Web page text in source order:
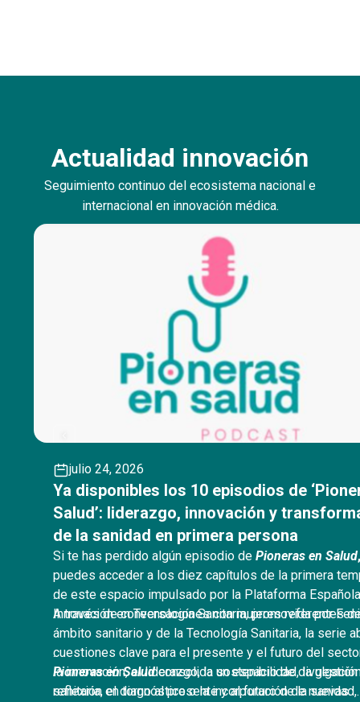
Actualidad innovación
Seguimiento continuo del ecosistema nacional e
internacional en innovación médica.
julio 24, 2026
Ya disponibles los 10 episodios de
Salud’: liderazgo, innovación y
de la sanidad en primera persona
Si te has perdido algún episodio de Pioneras en Salud,
puedes acceder a los diez capítulos de la primera
de este espacio impulsado por la Plataforma
Innovación en Tecnología Sanitaria, promovida por
.
A través de conversaciones con mujeres referentes
ámbito sanitario y de la Tecnología Sanitaria, la serie
cuestiones clave para el presente y el futuro del
la innovación, el liderazgo, la sostenibilidad, la gestión
sanitaria, el diagnóstico o la incorporación de nuevas
.
Pioneras en Saludconsolida un espacio de
reflexión en torno al presente y al futuro de la sanidad,